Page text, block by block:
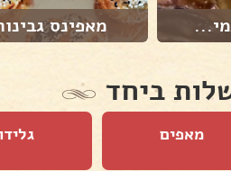
מאפינס
ביחד
מאפים